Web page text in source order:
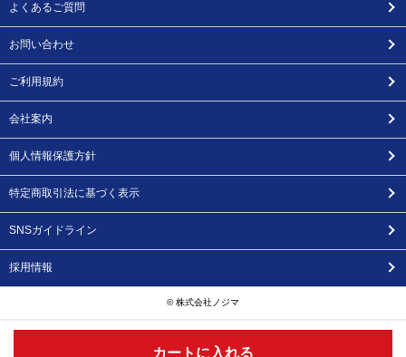
カートに入れる
よくあるご質問
お問い合わせ
ご利用規約
会社案内
個人情報保護方針
特定商取引法に基づく表示
SNSガイドライン
採用情報
© 株式会社ノジマ